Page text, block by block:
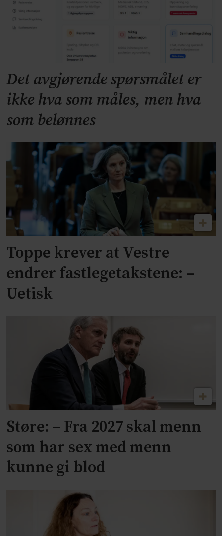
Det avgjørende spørsmålet er
ikke hva som måles, men hva
som belønnes
Toppe krever at Vestre
endrer fastlegetakstene: –
Uetisk
Støre: – Fra 2027 skal menn
som har sex med menn
kunne gi blod